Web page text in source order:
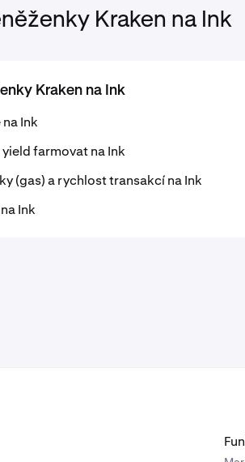
Kraken na Ink
Kraken na Ink
Ink
farmovat na Ink
(gas) a rychlost transakcí na Ink
Ink